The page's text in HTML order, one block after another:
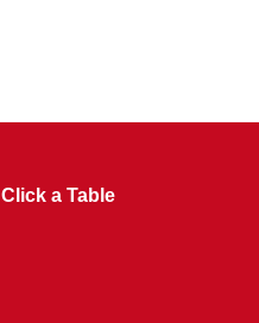
Click a Table